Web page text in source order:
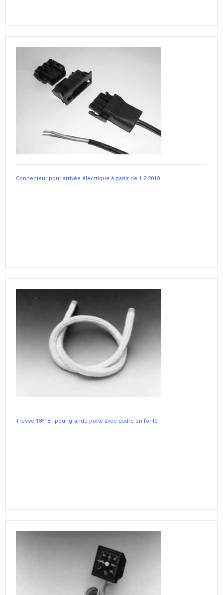
Connecteur pour arrivée électrique à partir de 1.2.2018
Tresse 18*18 - pour grande porte avec cadre en fonte